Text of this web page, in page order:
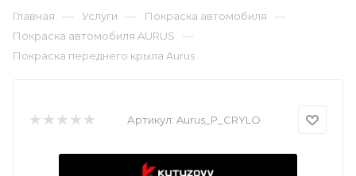
Главная — Услуги — Покраска автомобиля —
Покраска автомобиля AURUS —
Покраска переднего крыла Aurus
Артикул: Aurus_P_CRYLO